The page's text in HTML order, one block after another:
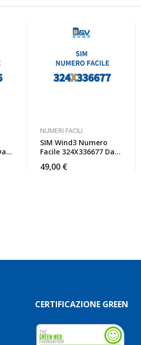
NUMERI FACILI
SIM Wind3 Numero
Facile 324X336677 Da
49,00 €
CERTIFICAZIONE GREEN